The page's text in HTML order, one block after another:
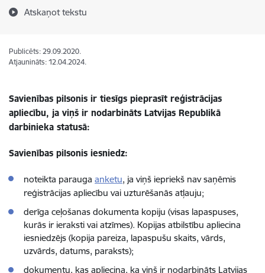
Atskaņot tekstu
Publicēts: 29.09.2020.
Atjaunināts: 12.04.2024.
Savienības pilsonis ir tiesīgs pieprasīt reģistrācijas
apliecību, ja viņš ir nodarbināts Latvijas Republikā
darbinieka statusā:
Savienības pilsonis iesniedz:
noteikta parauga anketu, ja viņš iepriekš nav saņēmis
reģistrācijas apliecību vai uzturēšanās atļauju;
derīga ceļošanas dokumenta kopiju (visas lapaspuses,
kurās ir ieraksti vai atzīmes). Kopijas atbilstību apliecina
iesniedzējs (kopija pareiza, lapaspušu skaits, vārds,
uzvārds, datums, paraksts);
dokumentu, kas apliecina, ka viņš ir nodarbināts Latvijas